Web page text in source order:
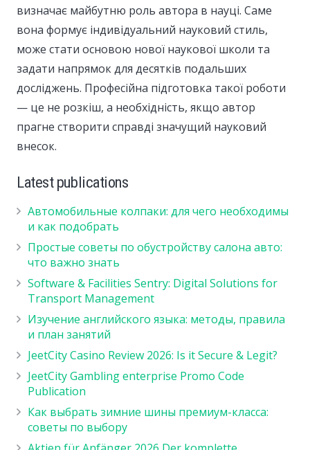
визначає майбутню роль автора в науці. Саме
вона формує індивідуальний науковий стиль,
може стати основою нової наукової школи та
задати напрямок для десятків подальших
досліджень. Професійна підготовка такої роботи
— це не розкіш, а необхідність, якщо автор
прагне створити справді значущий науковий
внесок.
Latest publications
Автомобильные колпаки: для чего необходимы
и как подобрать
Простые советы по обустройству салона авто:
что важно знать
Software & Facilities Sentry: Digital Solutions for
Transport Management
Изучение английского языка: методы, правила
и план занятий
JeetCity Casino Review 2026: Is it Secure & Legit?
JeetCity Gambling enterprise Promo Code
Publication
Как выбрать зимние шины премиум-класса:
советы по выбору